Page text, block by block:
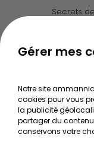
Secrets
Gérer mes
Notre site
cookies pour vous
la publicité
partager du
conservons votre